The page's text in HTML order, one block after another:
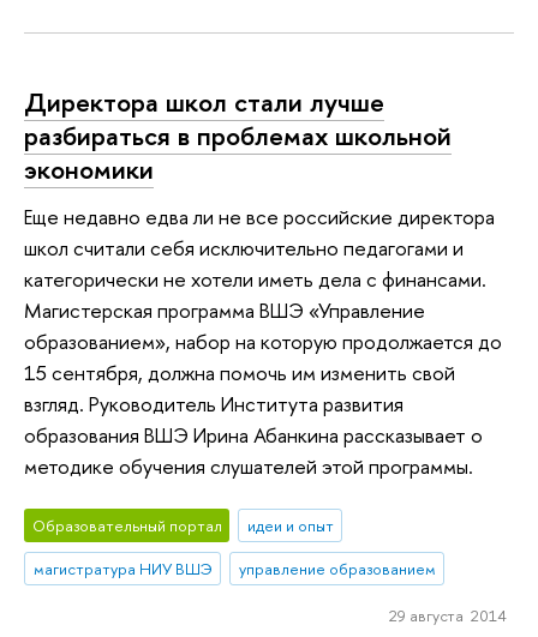
Директора школ стали лучше
разбираться в проблемах школьной
экономики
Еще недавно едва ли не все российские директора
школ считали себя исключительно педагогами и
категорически не хотели иметь дела с финансами.
Магистерская программа ВШЭ «Управление
образованием», набор на которую продолжается до
15 сентября, должна помочь им изменить свой
взгляд. Руководитель Института развития
образования ВШЭ Ирина Абанкина рассказывает о
методике обучения слушателей этой программы.
Образовательный портал
идеи и опыт
магистратура НИУ ВШЭ
управление образованием
29 августа 2014